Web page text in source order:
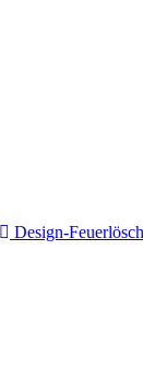
Design-